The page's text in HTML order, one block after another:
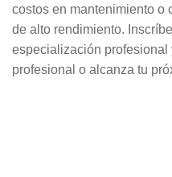
costos en mantenimiento o
de alto rendimiento.
especialización profesional
profesional o alcanza tu